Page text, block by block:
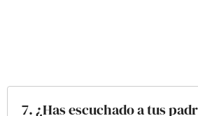
7. ¿Has escuchado a tus